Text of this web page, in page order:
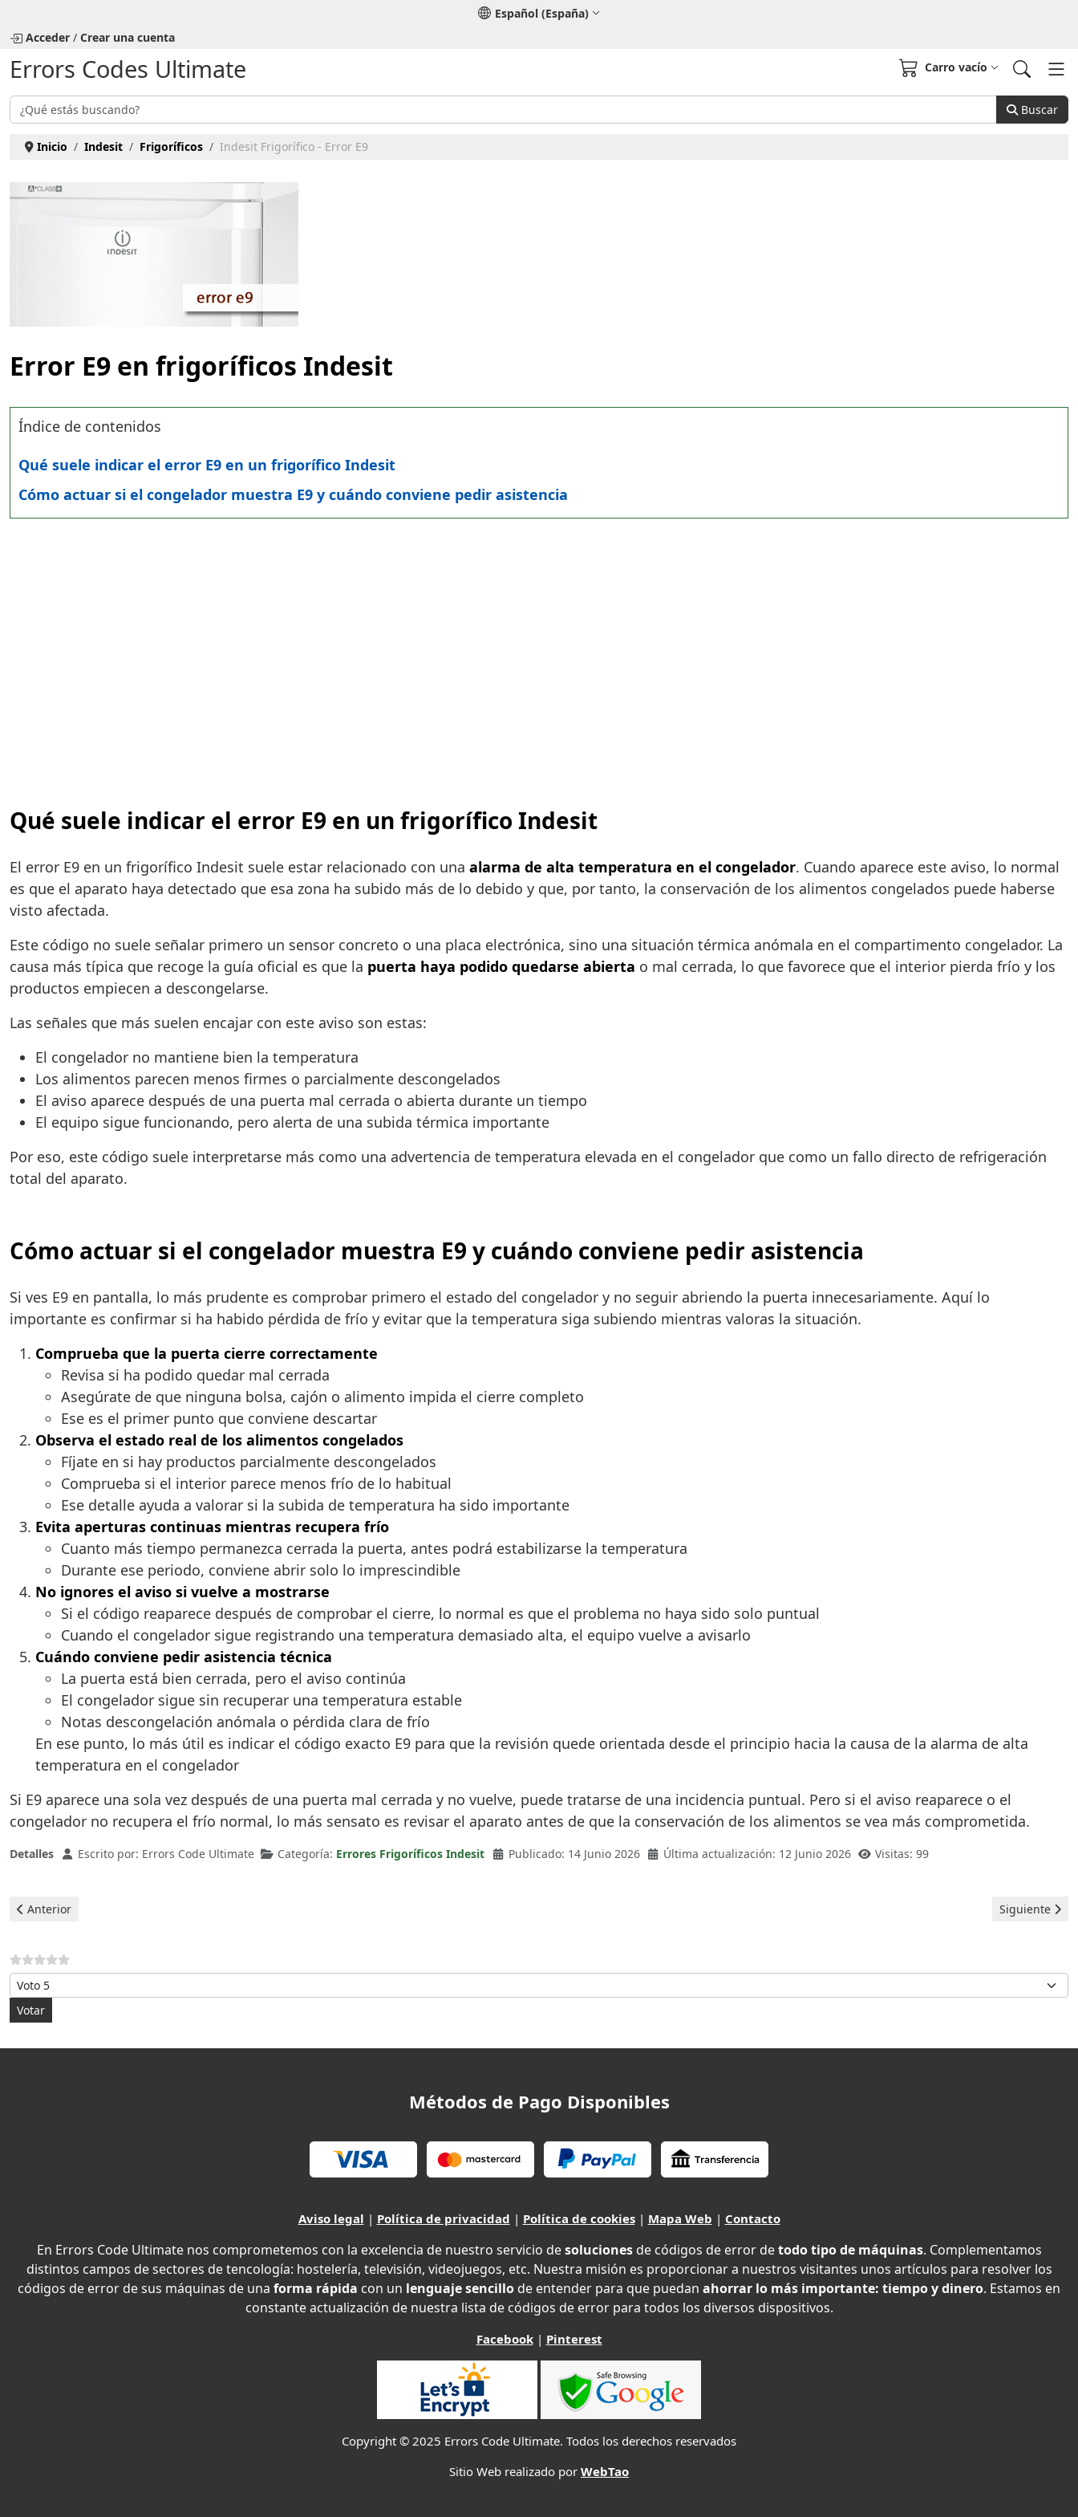
Español (España)
Acceder / Crear una cuenta
Errors Codes Ultimate
Buscar Buscar
Carro vacío
Inicio Indesit Frigoríficos Indesit Frigorífico - Error E9
Error E9 en frigoríficos Indesit
Índice de contenidos
Qué suele indicar el error E9 en un frigorífico Indesit
Cómo actuar si el congelador muestra E9 y cuándo conviene pedir asistencia
Qué suele indicar el error E9 en un frigorífico Indesit
El error E9 en un frigorífico Indesit suele estar relacionado con una alarma de alta temperatura en el congelador. Cuando aparece este aviso, lo normal
es que el aparato haya detectado que esa zona ha subido más de lo debido y que, por tanto, la conservación de los alimentos congelados puede haberse
visto afectada.
Este código no suele señalar primero un sensor concreto o una placa electrónica, sino una situación térmica anómala en el compartimento congelador. La
causa más típica que recoge la guía oficial es que la puerta haya podido quedarse abierta o mal cerrada, lo que favorece que el interior pierda frío y los
productos empiecen a descongelarse.
Las señales que más suelen encajar con este aviso son estas:
El congelador no mantiene bien la temperatura
Los alimentos parecen menos firmes o parcialmente descongelados
El aviso aparece después de una puerta mal cerrada o abierta durante un tiempo
El equipo sigue funcionando, pero alerta de una subida térmica importante
Por eso, este código suele interpretarse más como una advertencia de temperatura elevada en el congelador que como un fallo directo de refrigeración
total del aparato.
Cómo actuar si el congelador muestra E9 y cuándo conviene pedir asistencia
Si ves E9 en pantalla, lo más prudente es comprobar primero el estado del congelador y no seguir abriendo la puerta innecesariamente. Aquí lo
importante es confirmar si ha habido pérdida de frío y evitar que la temperatura siga subiendo mientras valoras la situación.
Comprueba que la puerta cierre correctamente
Revisa si ha podido quedar mal cerrada
Asegúrate de que ninguna bolsa, cajón o alimento impida el cierre completo
Ese es el primer punto que conviene descartar
Observa el estado real de los alimentos congelados
Fíjate en si hay productos parcialmente descongelados
Comprueba si el interior parece menos frío de lo habitual
Ese detalle ayuda a valorar si la subida de temperatura ha sido importante
Evita aperturas continuas mientras recupera frío
Cuanto más tiempo permanezca cerrada la puerta, antes podrá estabilizarse la temperatura
Durante ese periodo, conviene abrir solo lo imprescindible
No ignores el aviso si vuelve a mostrarse
Si el código reaparece después de comprobar el cierre, lo normal es que el problema no haya sido solo puntual
Cuando el congelador sigue registrando una temperatura demasiado alta, el equipo vuelve a avisarlo
Cuándo conviene pedir asistencia técnica
La puerta está bien cerrada, pero el aviso continúa
El congelador sigue sin recuperar una temperatura estable
Notas descongelación anómala o pérdida clara de frío
En ese punto, lo más útil es indicar el código exacto E9 para que la revisión quede orientada desde el principio hacia la causa de la alarma de alta
temperatura en el congelador
Si E9 aparece una sola vez después de una puerta mal cerrada y no vuelve, puede tratarse de una incidencia puntual. Pero si el aviso reaparece o el
congelador no recupera el frío normal, lo más sensato es revisar el aparato antes de que la conservación de los alimentos se vea más comprometida.
Detalles Escrito por: Errors Code Ultimate Categoría: Errores Frigoríficos Indesit Publicado: 14 Junio 2026 Última actualización: 12 Junio 2026 Visitas: 99
Artículo anterior: Indesit Frigorífico - Error EE
Anterior Artículo
Siguiente
Por favor, vote
Métodos de Pago Disponibles
Aviso legal | Política de privacidad | Política de cookies| Mapa Web | Contacto
En Errors Code Ultimate nos comprometemos con la excelencia de nuestro servicio desoluciones de códigos de error detodo tipo de máquinas. Complementamos
distintos campos de sectores de tencología: hostelería, televisión, videojuegos, etc. Nuestra misión es proporcionar a nuestros visitantes unos artículos para resolver los
códigos de error de sus máquinas de una forma rápida con un lenguaje sencillo de entender para que puedan ahorrar lo más importante: tiempo y dinero. Estamos en
constante actualización de nuestra lista de códigos de error para todos los diversos dispositivos.
Facebook| Pinterest
Copyright © 2025 Errors Code Ultimate. Todos los derechos reservados
Sitio Web realizado por WebTao